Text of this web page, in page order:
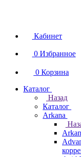
Кабинет
0 Избранное
0 Корзина
Каталог
Назад
Каталог
Arkana